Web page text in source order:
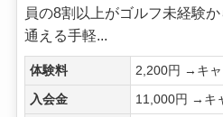
員の8割以上がゴルフ未経験
通える手軽...
体験料 2,200円 →キャ
入会金 11,000円 →キ